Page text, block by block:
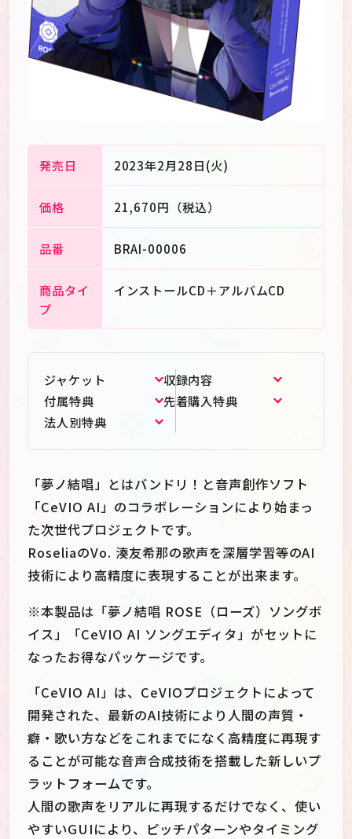
JPEN
発売日 2023年2月28日(火)
価格 21,670円（税込）
品番 BRAI-00006
商品タイ
プ
インストールCD＋アルバムCD
ジャケット
収録内容
付属特典
先着購入特典
法人別特典
「夢ノ結唱」とはバンドリ！と音声創作ソフト
「CeVIO AI」のコラボレーションにより始まっ
た次世代プロジェクトです。
RoseliaのVo. 湊友希那の歌声を深層学習等のAI
技術により高精度に表現することが出来ます。
※本製品は「夢ノ結唱 ROSE（ローズ）ソングボ
イス」「CeVIO AI ソングエディタ」がセットに
なったお得なパッケージです。
「CeVIO AI」は、CeVIOプロジェクトによって
開発された、最新のAI技術により人間の声質・
癖・歌い方などをこれまでになく高精度に再現す
ることが可能な音声合成技術を搭載した新しいプ
ラットフォームです。
人間の歌声をリアルに再現するだけでなく、使い
やすいGUIにより、ピッチパターンやタイミング